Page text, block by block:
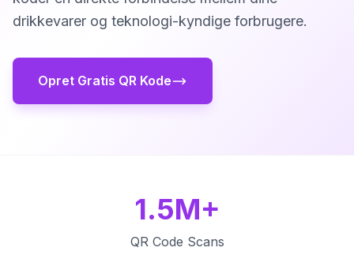
drikkevarer og teknologi-kyndige forbrugere.
Opret Gratis QR Kode
1.5M+
QR Code Scans